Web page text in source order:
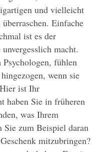
und vielleicht
Einfache
ist es der
macht.
fühlen
wenn sie
ist Ihr
haben Sie in früheren
was Ihrem
Sie zum Beispiel daran
mitzubringen?